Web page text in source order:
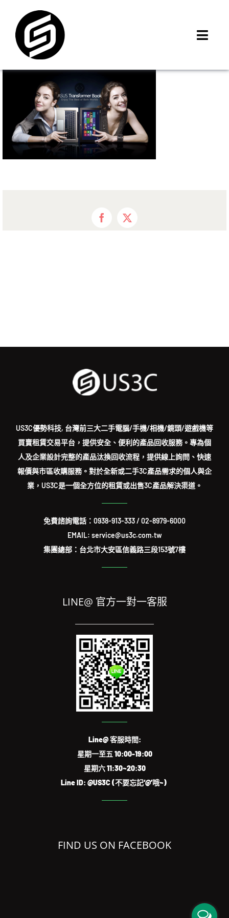
content
門市據點
iMCheck APP
iPhone 回收價
線上商城
3C租賃
Facebook
X
US3C優勢科技, 台灣前三大二手電腦/手機/相機/鏡頭/遊戲機等
買賣租賃交易平台，提供安全、便利的產品回收服務。專為個
人及企業設計完整的產品汰換回收流程，提供線上詢問、快速
報價與市區收購服務。對於全新或二手3C產品需求的個人與企
業，US3C是一個全方位的租賃或出售3C產品解決渠道。
免費諮詢電話： 0938-913-333/02-8979-6000
EMAIL: service@us3c.com.tw
集團總部：台北市大安區信義路三段153號7樓
LINE@ 官方一對一客服
Line@ 客服時間:
星期一至五 10:00-19:00
星期六 11:30~20:30
Line ID: @US3C (不要忘記‘@’哦~)
FIND US ON FACEBOOK